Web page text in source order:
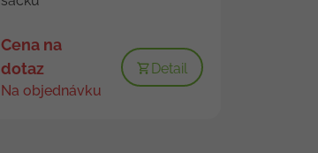
Cena na
dotaz
Na objednávku
Detail